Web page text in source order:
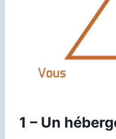
1 – Un